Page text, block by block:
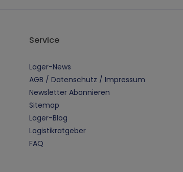
Service
Lager-News
AGB / Datenschutz / Impressum
Newsletter Abonnieren
Sitemap
Lager-Blog
Logistikratgeber
FAQ